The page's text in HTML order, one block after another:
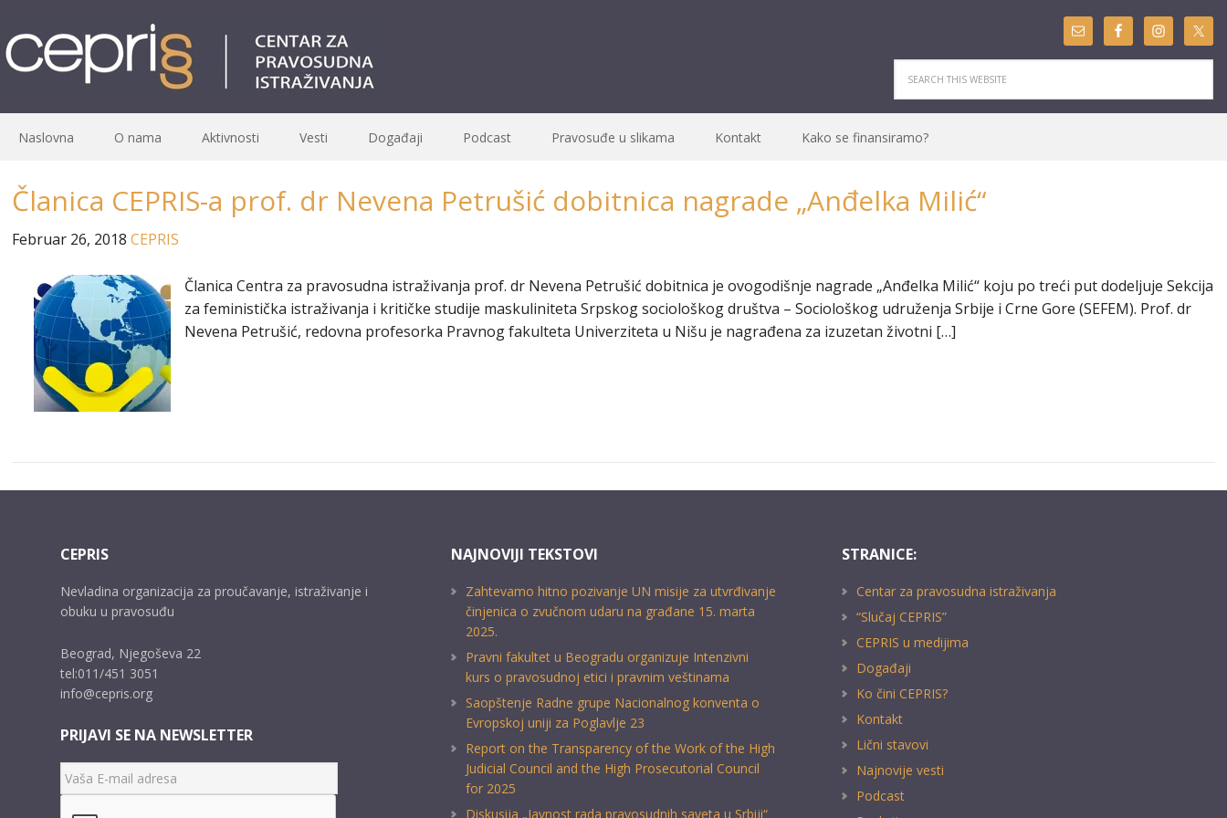
Naslovna O nama Aktivnosti Vesti Događaji Podcast Pravosuđe u slikama Kontakt Kako se finansiramo?
Članica CEPRIS-a prof. dr Nevena Petrušić dobitnica nagrade „Anđelka Milić“
Februar 26, 2018 CEPRIS
Članica Centra za pravosudna istraživanja prof. dr Nevena Petrušić dobitnica je ovogodišnje nagrade „Anđelka Milić“ koju po treći put dodeljuje Sekcija
za feministička istraživanja i kritičke studije maskuliniteta Srpskog sociološkog društva – Sociološkog udruženja Srbije i Crne Gore (SEFEM). Prof. dr
Nevena Petrušić, redovna profesorka Pravnog fakulteta Univerziteta u Nišu je nagrađena za izuzetan životni […]
CEPRIS
Nevladina organizacija za proučavanje, istraživanje i
obuku u pravosuđu
Beograd, Njegoševa 22
tel:011/451 3051
info@cepris.org
PRIJAVI SE NA NEWSLETTER
NAJNOVIJI TEKSTOVI
Zahtevamo hitno pozivanje UN misije za utvrđivanje
činjenica o zvučnom udaru na građane 15. marta
2025.
Pravni fakultet u Beogradu organizuje Intenzivni
kurs o pravosudnoj etici i pravnim veštinama
Saopštenje Radne grupe Nacionalnog konventa o
Evropskoj uniji za Poglavlje 23
Report on the Transparency of the Work of the High
Judicial Council and the High Prosecutorial Council
for 2025
Diskusija „Javnost rada pravosudnih saveta u Srbiji“
STRANICE:
Centar za pravosudna istraživanja
“Slučaj CEPRIS”
CEPRIS u medijima
Događaji
Ko čini CEPRIS?
Kontakt
Lični stavovi
Najnovije vesti
Podcast